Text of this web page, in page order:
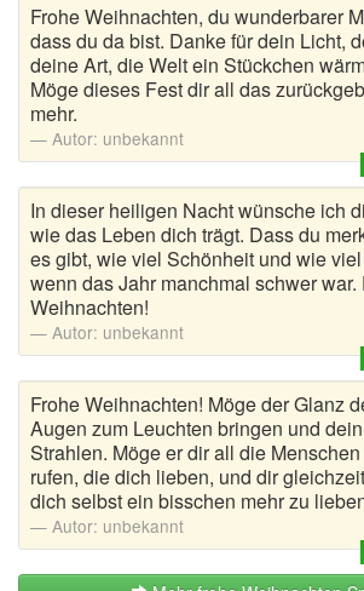
Frohe Weihnachten, du wunderbarer
dass du da bist. Danke für dein Licht,
deine Art, die Welt ein Stückchen
Möge dieses Fest dir all das
mehr.
Autor: unbekannt
In dieser heiligen Nacht wünsche ich
wie das Leben dich trägt. Dass du
es gibt, wie viel Schönheit und wie
wenn das Jahr manchmal schwer war.
Weihnachten!
Autor: unbekannt
Frohe Weihnachten! Möge der Glanz
Augen zum Leuchten bringen und
Strahlen. Möge er dir all die
rufen, die dich lieben, und dir
dich selbst ein bisschen mehr zu
Autor: unbekannt